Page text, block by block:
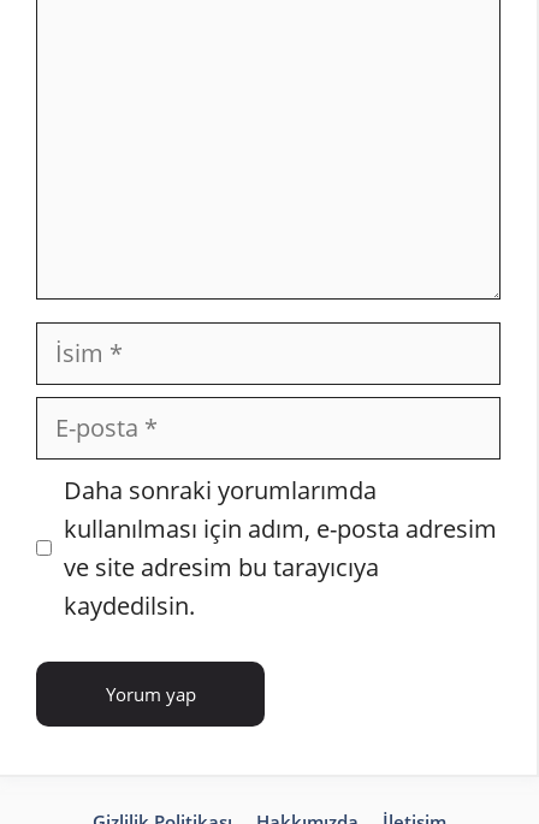
İsim
posta
İnternet
sitesi
Daha sonraki yorumlarımda
kullanılması için adım, e-posta adresim
ve site adresim bu tarayıcıya
kaydedilsin.